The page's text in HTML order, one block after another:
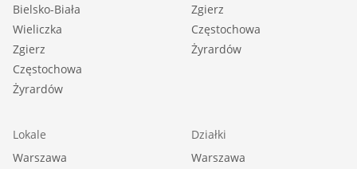
Bielsko-Biała
Wieliczka
Zgierz
Częstochowa
Żyrardów
Zgierz
Częstochowa
Żyrardów
Lokale
Warszawa
Działki
Warszawa